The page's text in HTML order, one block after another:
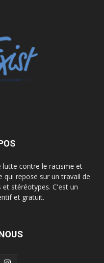
lutte contre le racisme et
qui repose sur un travail de
stéréotypes. C'est un
et gratuit.